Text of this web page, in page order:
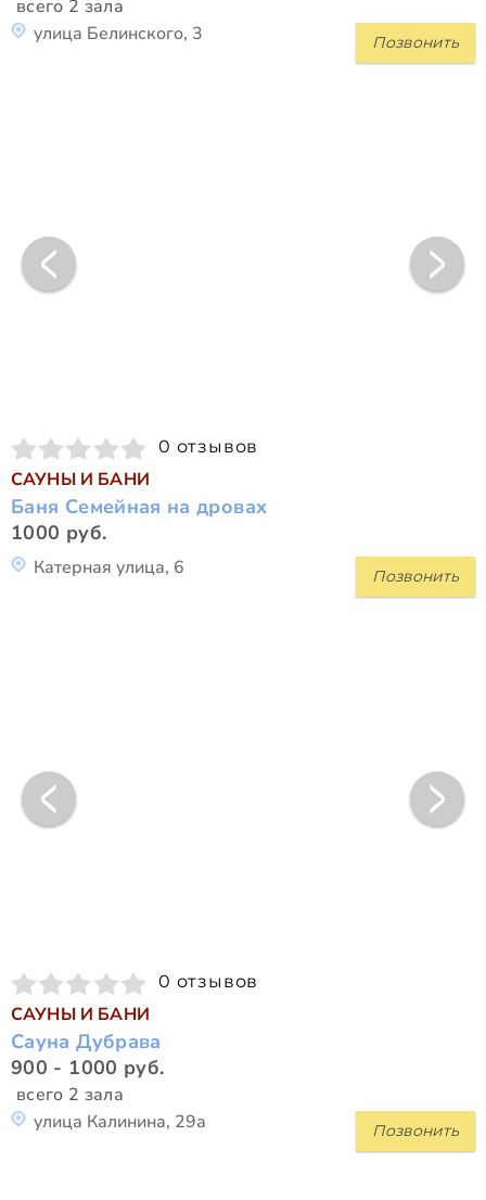
всего 2 зала
Позвонить
улица Белинского, 3
0 отзывов
САУНЫ И БАНИ
Баня Семейная на дровах
1000 руб.
Позвонить
Катерная улица, 6
0 отзывов
САУНЫ И БАНИ
Сауна Дубрава
900 - 1000 руб.
всего 2 зала
Позвонить
улица Калинина, 29а